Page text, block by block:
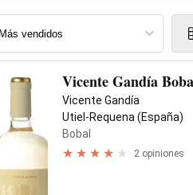
Vicente Gandía
Vicente Gandía
Utiel-Requena (España)
Bobal
2 opiniones